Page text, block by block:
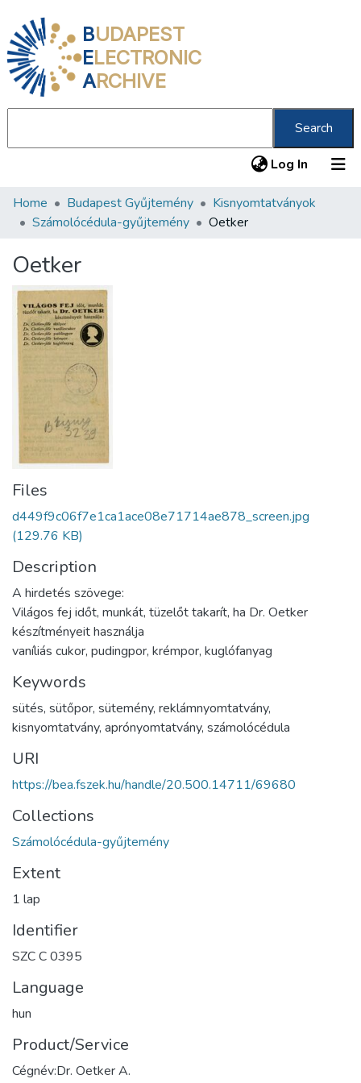
BUDAPEST
ELECTRONIC
ARCHIVE
Search
Log In (current)
Communities & Collections
Statistics
About us
Home Budapest Gyűjtemény
Kisnyomtatványok
Számolócédula-gyűjtemény
Oetker
Oetker
Files
d449f9c06f7e1ca1ace08e71714ae878_screen.jpg
(129.76 KB)
Description
A hirdetés szövege:
Világos fej időt, munkát, tüzelőt takarít, ha Dr. Oetker
készítményeit használja
vaníliás cukor, pudingpor, krémpor, kuglófanyag
Keywords
sütés, sütőpor, sütemény, reklámnyomtatvány,
kisnyomtatvány, aprónyomtatvány, számolócédula
URI
https://bea.fszek.hu/handle/20.500.14711/69680
Collections
Számolócédula-gyűjtemény
Extent
1 lap
Identifier
SZC C 0395
Language
hun
Product/Service
Cégnév:Dr. Oetker A.